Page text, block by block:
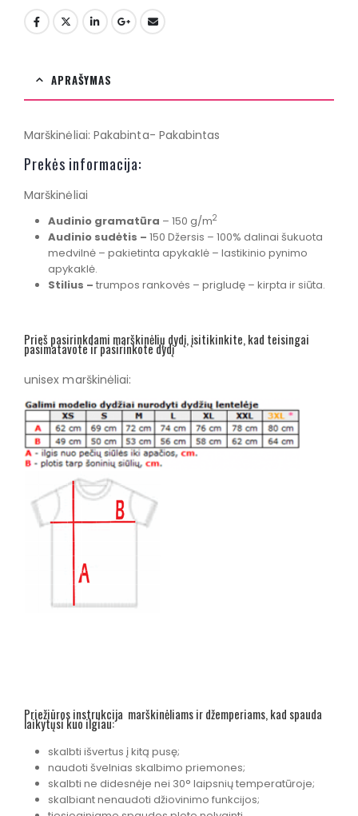
APRAŠYMAS
Marškinėliai: Pakabinta- Pakabintas
Prekės informacija:
Marškinėliai
Audinio gramatūra – 150 g/m2
Audinio sudėtis – 150 Džersis – 100% dalinai šukuota
medvilnė – pakietinta apykaklė – lastikinio pynimo
apykaklė.
Stilius – trumpos rankovės – prigludę – kirpta ir siūta.
Prieš pasirinkdami marškinėlių dydį, įsitikinkite, kad teisingai
pasimatavote ir pasirinkote dydį
unisex marškinėliai:
Priežiūros instrukcija marškinėliams ir džemperiams, kad spauda
laikytųsi kuo ilgiau:
skalbti išvertus į kitą pusę;
naudoti švelnias skalbimo priemones;
skalbti ne didesnėje nei 30° laipsnių temperatūroje;
skalbiant nenaudoti džiovinimo funkcijos;